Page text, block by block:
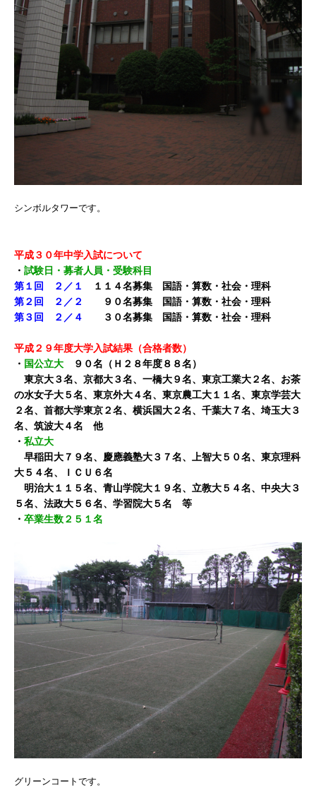
シンボルタワーです。
平成３０年中学入試について
・ 試験日・募者人員・受験科目
第１回 ２／１
１１４名募集 国語・算数・社会・理科
第２回 ２／２
９０名募集 国語・算数・社会・理科
第３回 ２／４
３０名募集 国語・算数・社会・理科
平成２９年度大学入試結果（合格者数）
・ 国公立大
９０名（Ｈ２８年度８８名）
東京大３名、京都大３名、一橋大９名、東京工業大２名、お茶
の水女子大５名、東京外大４名、東京農工大１１名、東京学芸大
２名、首都大学東京２名、横浜国大２名、千葉大７名、埼玉大３
名、筑波大４名 他
・ 私立大
早稲田大７９名、慶應義塾大３７名、上智大５０名、東京理科
大５４名、ＩＣＵ６名
明治大１１５名、青山学院大１９名、立教大５４名、中央大３
５名、法政大５６名、学習院大５名 等
・ 卒業生数２５１名
グリーンコートです。